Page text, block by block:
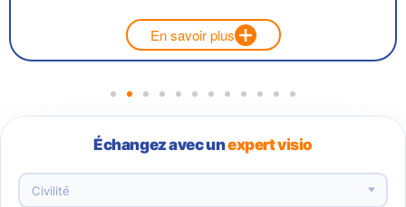
En savoir plus
Échangez avec unexpert visio